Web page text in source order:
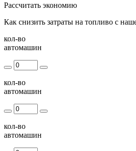
Рассчитать экономию
Как снизить затраты на топливо с
кол-во
автомашин
кол-во
автомашин
кол-во
автомашин